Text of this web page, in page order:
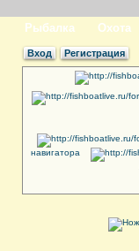
Рыбалка Охота
Вход Регистрация
навигатора